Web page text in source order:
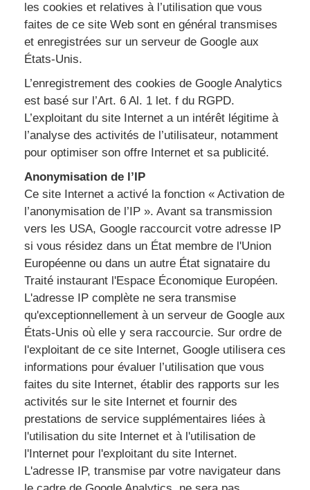
les cookies et relatives à l’utilisation que vous
faites de ce site Web sont en général transmises
et enregistrées sur un serveur de Google aux
États-Unis.
L’enregistrement des cookies de Google Analytics
est basé sur l’Art. 6 Al. 1 let. f du RGPD.
L’exploitant du site Internet a un intérêt légitime à
l’analyse des activités de l’utilisateur, notamment
pour optimiser son offre Internet et sa publicité.
Anonymisation de l’IP
Ce site Internet a activé la fonction « Activation de
l’anonymisation de l’IP ». Avant sa transmission
vers les USA, Google raccourcit votre adresse IP
si vous résidez dans un État membre de l'Union
Européenne ou dans un autre État signataire du
Traité instaurant l'Espace Économique Européen.
L'adresse IP complète ne sera transmise
qu'exceptionnellement à un serveur de Google aux
États-Unis où elle y sera raccourcie. Sur ordre de
l'exploitant de ce site Internet, Google utilisera ces
informations pour évaluer l’utilisation que vous
faites du site Internet, établir des rapports sur les
activités sur le site Internet et fournir des
prestations de service supplémentaires liées à
l'utilisation du site Internet et à l'utilisation de
l'Internet pour l'exploitant du site Internet.
L'adresse IP, transmise par votre navigateur dans